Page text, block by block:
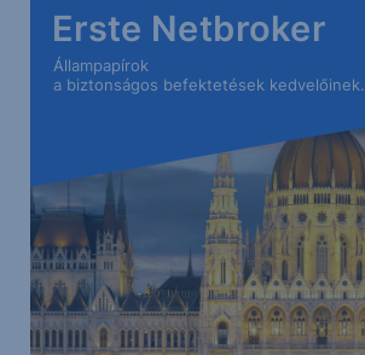
Erste Netbroker
Állampapírok
a biztonságos befektetések kedvelőinek.